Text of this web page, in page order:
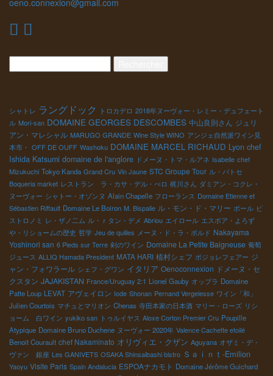
高の仕事師ジェラールさんに学んだことは凄い経験になったと思
マを持つジュラ地方。 その中でも、ジュラ南部に位置する特殊な
こ８年に渡って少ない。 8年前より顕著になってきた異常な気候変
動の影響が出ている。 でも、ジェラルドに学んだ栽培技術を駆使
しながどんな天候が来ても微動だにしない栽培の“技”を 磨いてい
る。 まさに、真剣勝負と云っていい戦いをやっている。磨きをか
けている。 多くの人がKennjiroの仕事を見守っている。応援して
いる。 奥さんとの二人三脚が何倍もの力となって畑を見事に造り
あげている。 最近のミレジムの鏡さんのワインのミネラル感は凄
いものがある。 フランス中の醸造家からKenjiroの名前で愛されて
いる。 今回の鏡さんとの久々の再会で心身を削りながらの戦いで
造ったミレジムに心から感動しました。 私も心から応援していま
す。頑張ってください。 銀座で初めて逢った時の顔が何回も浮か
んできた訪問となりました。
oeno.connexion@gmail.com
シャトレ ラングドック トロカデロ 2018年ヌーヴォー・レミー・デュフェート
ル Mori-san DOMAINE GEORGES DESCOMBES 中山良則さん ジュリ
アン・マレシャル MARUGO GRANDE Wine Style WINO アンジェ自然派ワイン見
本市・ OFF DE OUFF Washoku DOMAINE MARCEL RICHAUD Lyon chef
Ishida Katsumi domaine de l'anglore ドメーヌ・トマ・ルアネ Isabelle chef
Mizukuchi Tokyo Kanda Grand Cru Vin Jaune STC Groupe Tour ル・バトセ
Boqueria market レストラン ラ・カサ・デル・ぺロ 梶川さん ダミアン・コクレ・
ヌーヴォー シャトー・オゾンヌ Alain Chapelle フローランス Domaine Etienne et
Sébastien Riffault Domaine Le Boiron M. Bispalie ル・モン・ド・マリー ポール ビ
ストロノミ レ・ザノ二ム ル・ｒタン・デメ Abriou エイロール エスポア・よろず
や・リショームの歴史 哲学 Jeu de quilles メーヌ・ド・ラ・ボルド Nakayama
Yoshinori san 6 Pieds sur Terre 剣のワイン Domaine La Petite Baigneuse 葡萄
ジュース ALLIQ Hamada President MATA HARI 植村シェフ ボジョレフェアー ジ
ャン・フォワラール シェフ・グワン イタリア Oenoconnexion ドメーヌ・セ
クスタン JAJAKISTAN France/Uruguay 2:1 Lionel Gauby オップラ Domaine
Patte Loup LEVAT アヴェイロン Iode Shonan Pernand Vergelesse ワイン「和」
Julien Courtois マチュとマリオン Chenas 寺田本家の日本酒 マリー・ローズ リシ
ョーム 白ワイン yukiko san トゥルイヤス Aloxe Corton Premier Cru Poupille
Atypique Domaine Bruno Duchene ヌーヴォー 2020年 Valence Cachette etoilé
Benoit Courault chef Nakaminato オリヴィエ・クザン Aguyana オザミ・デ・
ヴァン 銀座 Les GANIVETS OSAKA Shinsaibashi bistro Ｓａｉｎｔ-Emilion
Yaoyu Visite Paris Spain Andalucia ESPOAナカモト Domaine Jérôme Guichard